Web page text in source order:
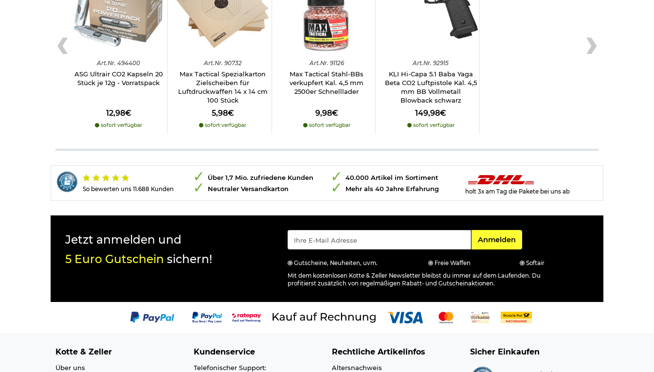
Art.Nr. 494400
ASG Ultrair CO2 Kapseln 20
Stück je 12g - Vorratspack
12,98€
sofort verfügbar
Art.Nr. 90732
Max Tactical Spezialkarton
Zielscheiben für
Luftdruckwaffen 14 x 14 cm
100 Stück
5,98€
sofort verfügbar
Art.Nr. 91126
Max Tactical Stahl-BBs
verkupfert Kal. 4,5 mm
2500er Schnelllader
9,98€
sofort verfügbar
Art.Nr. 92915
KLI Hi-Capa 5.1 Baba Yaga
Beta CO2 Luftpistole Kal. 4,5
mm BB Vollmetall
Blowback schwarz
149,98€
sofort verfügbar
So bewerten uns 11.688 Kunden
Über 1,7 Mio. zufriedene Kunden
Neutraler Versandkarton
40.000 Artikel im Sortiment
Mehr als 40 Jahre Erfahrung
holt 3x am Tag die Pakete bei uns ab
Jetzt anmelden und
5 Euro Gutschein sichern!
Für den Newsletter
Anmelden
Gutscheine, Neuheiten, uvm. Freie Waffen
Softair
Mit dem kostenlosen Kotte & Zeller Newsletter bleibst du immer auf dem Laufenden. Du
profitierst zusätzlich von regelmäßigen Rabatt- und Gutscheinaktionen.
Kotte & Zeller
Über uns
Kundenservice
Telefonischer Support:
Rechtliche Artikelinfos
Altersnachweis
Sicher Einkaufen